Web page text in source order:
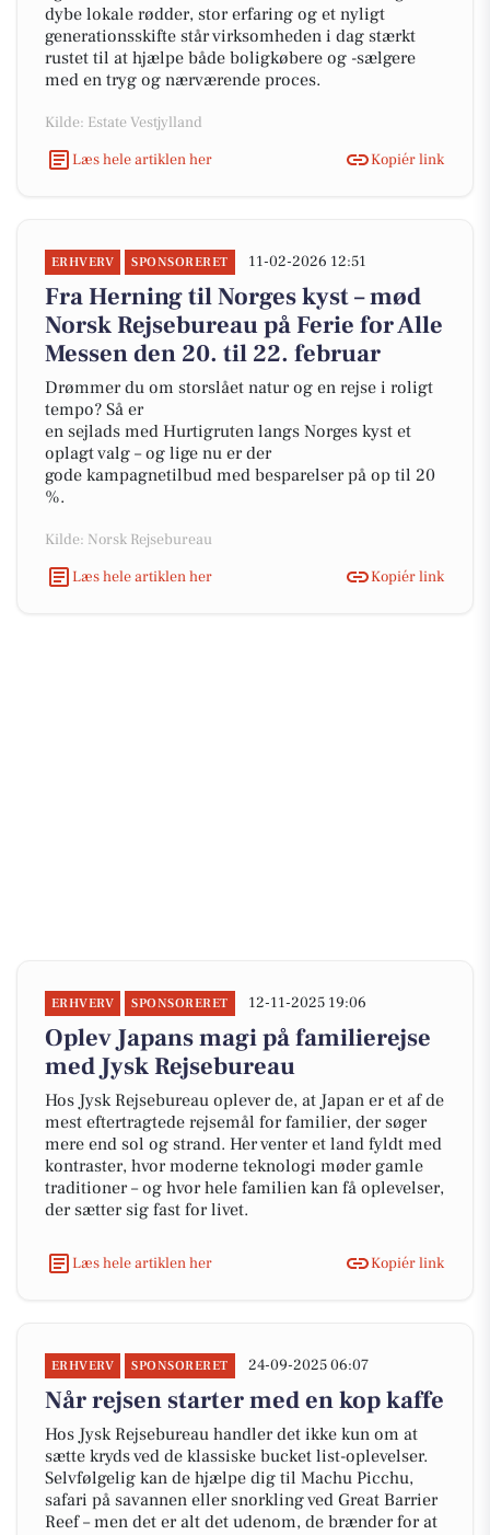
dybe lokale rødder, stor erfaring og et nyligt
generationsskifte står virksomheden i dag stærkt
rustet til at hjælpe både boligkøbere og -sælgere
med en tryg og nærværende proces.
Kilde: Estate Vestjylland
Læs hele artiklen her
Kopiér link
ERHVERV SPONSORERET 11-02-2026 12:51
Fra Herning til Norges kyst – mød
Norsk Rejsebureau på Ferie for Alle
Messen den 20. til 22. februar
Drømmer du om storslået natur og en rejse i roligt
tempo? Så er
en sejlads med Hurtigruten langs Norges kyst et
oplagt valg – og lige nu er der
gode kampagnetilbud med besparelser på op til 20
%.
Kilde: Norsk Rejsebureau
Læs hele artiklen her
Kopiér link
ERHVERV SPONSORERET 12-11-2025 19:06
Oplev Japans magi på familierejse
med Jysk Rejsebureau
Hos Jysk Rejsebureau oplever de, at Japan er et af de
mest eftertragtede rejsemål for familier, der søger
mere end sol og strand. Her venter et land fyldt med
kontraster, hvor moderne teknologi møder gamle
traditioner – og hvor hele familien kan få oplevelser,
der sætter sig fast for livet.
Læs hele artiklen her Kopiér link
ERHVERV SPONSORERET 24-09-2025 06:07
Når rejsen starter med en kop kaffe
Hos Jysk Rejsebureau handler det ikke kun om at
sætte kryds ved de klassiske bucket list-oplevelser.
Selvfølgelig kan de hjælpe dig til Machu Picchu,
safari på savannen eller snorkling ved Great Barrier
Reef – men det er alt det udenom, de brænder for at